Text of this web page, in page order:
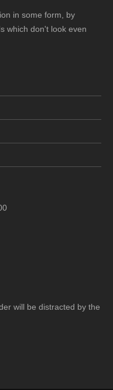
in some form, by
which don't look even
will be distracted by the